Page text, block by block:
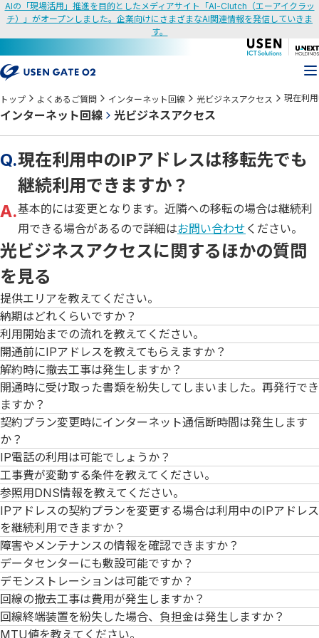
AIの「現場活用」推進を目的としたメディアサイト「AI-Clutch（エーアイクラッ
チ）」がオープンしました。企業向けにさまざまなAI関連情報を発信していきま
す。
トップ よくあるご質問 インターネット回線 光ビジネスアクセス 現在利
インターネット回線 光ビジネスアクセス
Q.現在利用中のIPアドレスは移転先でも
継続利用できますか？
A.基本的には変更となります。近隣への移転の場合は継続利
用できる場合があるので詳細はお問い合わせ ください。
光ビジネスアクセスに関するほかの質問
を見る
提供エリアを教えてください。
納期はどれくらいですか？
利用開始までの流れを教えてください。
開通前にIPアドレスを教えてもらえますか？
解約時に撤去工事は発生しますか？
開通時に受け取った書類を紛失してしまいました。再発行でき
ますか？
契約プラン変更時にインターネット通信断時間は発生します
か？
IP電話の利用は可能でしょうか？
工事費が変動する条件を教えてください。
参照用DNS情報を教えてください。
IPアドレスの契約プランを変更する場合は利用中のIPアドレス
を継続利用できますか？
障害やメンテナンスの情報を確認できますか？
データセンターにも敷設可能ですか？
デモンストレーションは可能ですか？
回線の撤去工事は費用が発生しますか？
回線終端装置を紛失した場合、負担金は発生しますか？
MTU値を教えてください。